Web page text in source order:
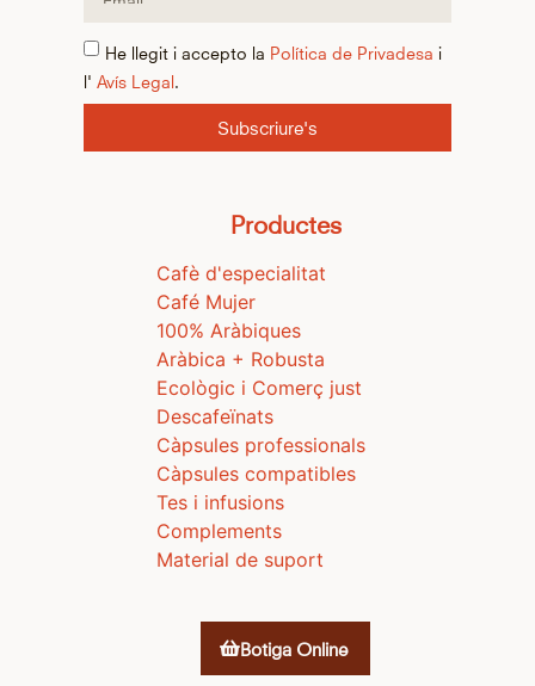
He llegit i accepto la Política de Privadesa i
l' Avís Legal
Subscriure's
Productes
Cafè d'especialitat
Café Mujer
100% Aràbiques
Aràbica + Robusta
Ecològic i Comerç just
Descafeïnats
Càpsules professionals
Càpsules compatibles
Tes i infusions
Complements
Material de suport
Botiga Online